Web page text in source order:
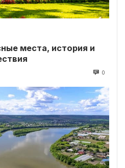
места, история и
0